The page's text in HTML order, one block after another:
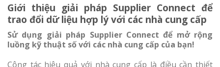
Giới thiệu giải pháp Supplier Connect để
trao đổi dữ liệu hợp lý với các nhà cung cấp
Sử dụng giải pháp Supplier Connect để mở rộng
luồng kỹ thuật số với các nhà cung cấp của bạn!
Cộng tác hiệu quả với nhà cung cấp là điều cần thiết